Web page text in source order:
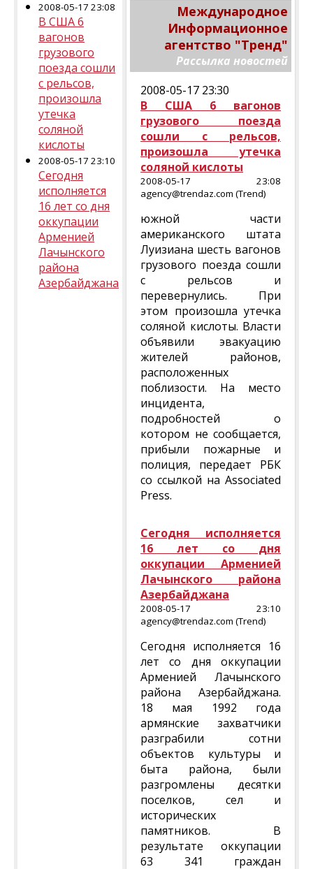
2008-05-17 23:08
В США 6
вагонов
грузового
поезда сошли
с рельсов,
произошла
утечка
соляной
кислоты
2008-05-17 23:10
Сегодня
исполняется
16 лет со дня
оккупации
Арменией
Лачынского
района
Азербайджана
Международное
Информационное
агентство "Тренд"
Рассылка новостей
2008-05-17 23:30
В США 6 вагонов
грузового поезда
сошли с рельсов,
произошла утечка
соляной кислоты
2008-05-17 23:08
agency@trendaz.com (Trend)
южной части
американского штата
Луизиана шесть вагонов
грузового поезда сошли
с рельсов и
перевернулись. При
этом произошла утечка
соляной кислоты. Власти
объявили эвакуацию
жителей районов,
расположенных
поблизости. На место
инцидента,
подробностей о
котором не сообщается,
прибыли пожарные и
полиция, передает РБК
со ссылкой на Associated
Press.
Сегодня исполняется
16 лет со дня
оккупации Арменией
Лачынского района
Азербайджана
2008-05-17 23:10
agency@trendaz.com (Trend)
Сегодня исполняется 16
лет со дня оккупации
Арменией Лачынского
района Азербайджана.
18 мая 1992 года
армянские захватчики
разграбили сотни
объектов культуры и
быта района, были
разгромлены десятки
поселков, сел и
исторических
памятников. В
результате оккупации
63 341 граждан